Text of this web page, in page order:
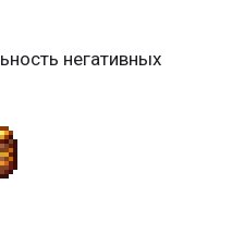
негативных